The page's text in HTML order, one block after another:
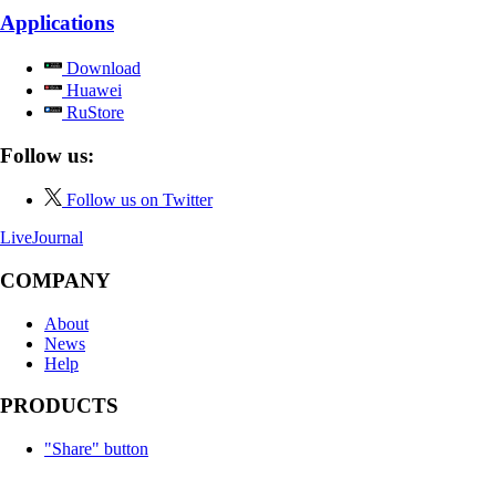
Applications
Download
Huawei
RuStore
Follow us:
Follow us on Twitter
LiveJournal
COMPANY
About
News
Help
PRODUCTS
"Share" button